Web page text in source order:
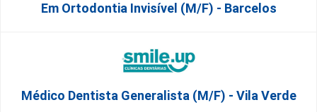
Em Ortodontia Invisível (M/F) - Barcelos
Médico Dentista Generalista (M/F) - Vila Verde